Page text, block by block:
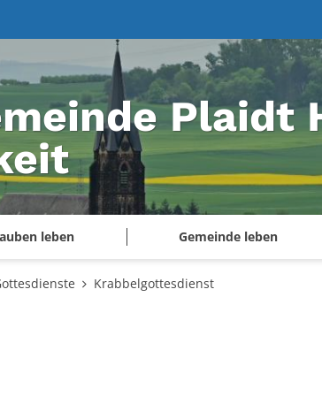
Plaidt
leben Gemeinde leben
Krabbelgottesdienst